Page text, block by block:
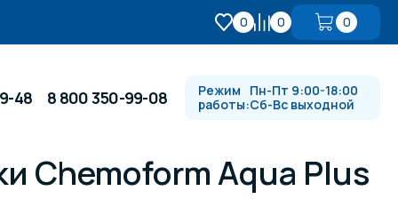
0 0 0
Противотоки и гидромассажи
48 8 800 350-99-08
Режим
работы:
Пн-Пт 9:00-18:00
Сб-Вс выходной
Chemoform Aqua Plus